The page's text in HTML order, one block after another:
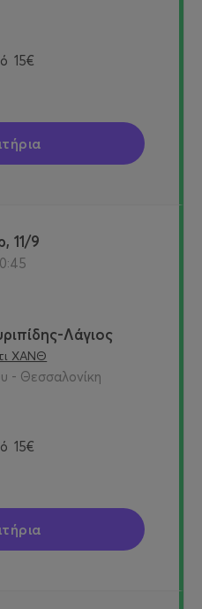
15€
11/9
20:45
Λάγιος
ΧΑΝΘ
- Θεσσαλονίκη
15€